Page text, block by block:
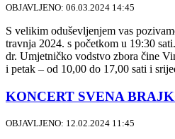
OBJAVLJENO: 06.03.2024 14:45
S velikim oduševljenjem vas
travnja 2024. s početkom u 19:30
dr. Umjetničko vodstvo zbora čine
i petak – od 10,00 do 17,00 sati i
KONCERT SVENA
OBJAVLJENO: 12.02.2024 11:45